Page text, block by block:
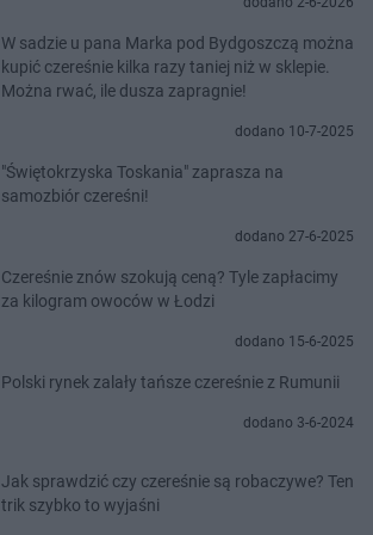
W sadzie u pana Marka pod Bydgoszczą można
kupić czereśnie kilka razy taniej niż w sklepie.
Można rwać, ile dusza zapragnie!
dodano 10-7-2025
"Świętokrzyska Toskania" zaprasza na
samozbiór czereśni!
dodano 27-6-2025
Czereśnie znów szokują ceną? Tyle zapłacimy
za kilogram owoców w Łodzi
dodano 15-6-2025
Polski rynek zalały tańsze czereśnie z Rumunii
dodano 3-6-2024
Jak sprawdzić czy czereśnie są robaczywe? Ten
trik szybko to wyjaśni